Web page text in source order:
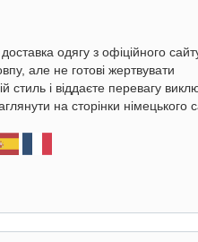
одягу з офіційного
але не готові жертвувати
і віддаєте перевагу
на сторінки німецького